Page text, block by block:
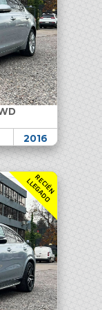
2016
R
E
C
I
É
N
L
L
E
G
A
D
O